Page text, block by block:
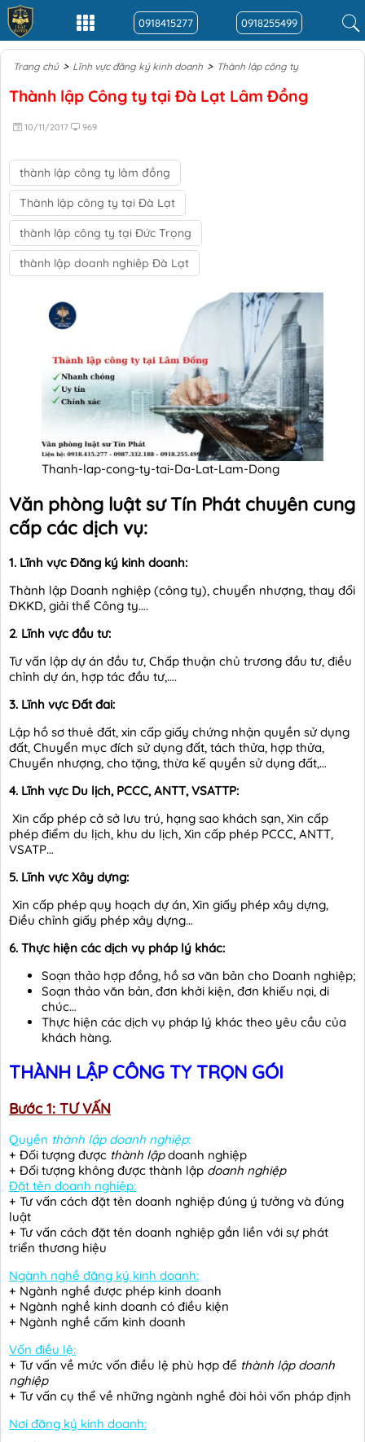
0918415277 0918255499
Trang chủ > Lĩnh vực đăng ký kinh doanh > Thành lập công ty
Thành lập Công ty tại Đà Lạt Lâm Đồng
10/11/2017 969
thành lập công ty lâm đồng
Thành lập công ty tại Đà Lạt
thành lập công ty tại Đức Trọng
thành lập doanh nghiêp Đà Lạt
Thanh-lap-cong-ty-tai-Da-Lat-Lam-Dong
Văn phòng luật sư Tín Phát chuyên cung
cấp các dịch vụ:
1. Lĩnh vực Đăng ký kinh doanh:
Thành lập Doanh nghiệp (công ty), chuyển nhượng, thay đổi
ĐKKD, giải thể Công ty….
2. Lĩnh vực đầu tư:
Tư vấn lập dự án đầu tư, Chấp thuận chủ trương đầu tư, điều
chỉnh dự án, hợp tác đầu tư,….
3. Lĩnh vực Đất đai:
Lập hồ sơ thuê đất, xin cấp giấy chứng nhận quyền sử dụng
đất, Chuyển mục đích sử dụng đất, tách thửa, hợp thửa,
Chuyển nhượng, cho tặng, thừa kế quyền sử dụng đất,…
4. Lĩnh vực Du lịch, PCCC, ANTT, VSATTP:
Xin cấp phép cở sở lưu trú, hạng sao khách sạn, Xin cấp
phép điểm du lịch, khu du lịch, Xin cấp phép PCCC, ANTT,
VSATP…
5. Lĩnh vực Xây dựng:
Xin cấp phép quy hoạch dự án, Xin giấy phép xây dựng,
Điều chỉnh giấy phép xây dựng…
6. Thực hiện các dịch vụ pháp lý khác:
Soạn thảo hợp đồng, hồ sơ văn bản cho Doanh nghiệp;
Soạn thảo văn bản, đơn khởi kiện, đơn khiếu nại, di
chúc…
Thực hiện các dịch vụ pháp lý khác theo yêu cầu của
khách hàng.
THÀNH LẬP CÔNG TY TRỌN GÓI
Bước 1: TƯ VẤN
Quyền thành lập doanh nghiệp:
+ Đối tượng được thành lậpdoanh nghiệp
+ Đối tượng không được thành lập doanh nghiệp
Đặt tên doanh nghiệp:
+ Tư vấn cách đặt tên doanh nghiệp đúng ý tưởng và đúng
luật
+ Tư vấn cách đặt tên doanh nghiệp gắn liền với sự phát
triển thương hiệu
Ngành nghề đăng ký kinh doanh:
+ Ngành nghề được phép kinh doanh
+ Ngành nghề kinh doanh có điều kiện
+ Ngành nghề cấm kinh doanh
Vốn điều lệ:
+ Tư vấn về mức vốn điều lệ phù hợp để thành lập doanh
nghiệp
+ Tư vấn cụ thể về những ngành nghề đòi hỏi vốn pháp định
Nơi đăng ký kinh doanh: